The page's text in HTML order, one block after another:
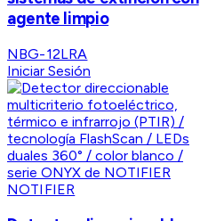
agente limpio
NBG-12LRA
Iniciar Sesión
NOTIFIER